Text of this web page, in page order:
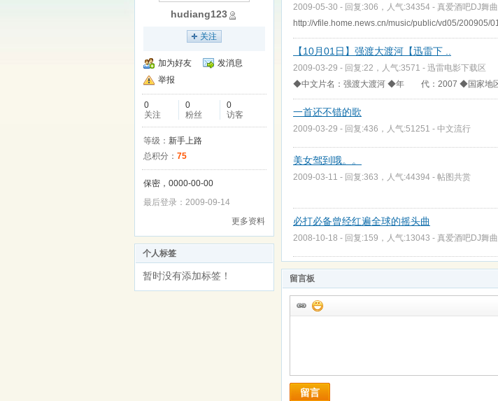
hudiang123
关注
加为好友
发消息
举报
0
关注
0
粉丝
0
访客
等级： 新手上路
总积分： 75
保密，0000-00-00
最后登录：2009-09-14
更多资料
个人标签
暂时没有添加标签！
2009-05-30 - 回复:306，人气:34354 - 真爱酒吧DJ舞
http://vfile.home.news.cn/music/public/vd05/200905/
【10月01日】强渡大渡河【迅雷下 ..
2009-03-29 - 回复:22，人气:3571 - 迅雷电影下载区
◆中文片名：强渡大渡河 ◆年 代：2007 ◆国家
一首还不错的歌
2009-03-29 - 回复:436，人气:51251 - 中文流行
美女驾到哦。。
2009-03-11 - 回复:363，人气:44394 - 帖图共赏
必打必备曾经红遍全球的摇头曲
2008-10-18 - 回复:159，人气:13043 - 真爱酒吧DJ舞
留言板
留言